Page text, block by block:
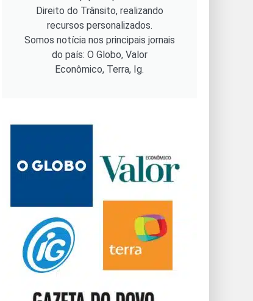
Direito do Trânsito, realizando
recursos personalizados.
Somos notícia nos principais jornais
do país: O Globo, Valor
Econômico, Terra, Ig.